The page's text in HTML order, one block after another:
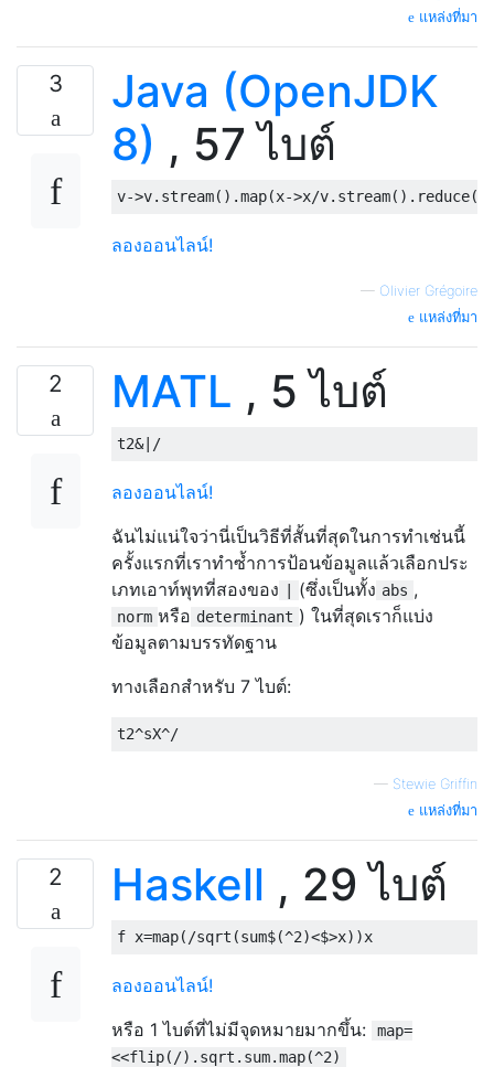
แหล่งที่มา
3
Java (OpenJDK
8) , 57 ไบต์
v->v. stream().map(x->x/v. stream(). reduce(
ลองออนไลน์!
— Olivier Grégoire
แหล่งที่มา
2 MATL , 5 ไบต์
ลองออนไลน์!
ฉันไม่แน่ใจว่านี่เป็นวิธีที่สั้นที่สุดในการทำเช่นนี้
ครั้งแรกที่เราทำซ้ำการป้อนข้อมูลแล้วเลือกประ
เภทเอาท์พุทที่สองของ
(ซึ่งเป็นทั้ง abs ,
norm หรือ determinant ) ในที่สุดเราก็แบ่ง
ข้อมูลตามบรรทัดฐาน
ทางเลือกสำหรับ 7 ไบต์:
— Stewie Griffin
แหล่งที่มา
2 Haskell , 29 ไบต์
f x=map(/sqrt (sum$(^2)<$>x))x
ลองออนไลน์!
หรือ 1 ไบต์ที่ไม่มีจุดหมายมากขึ้น:
map=
<<flip(/).sqrt.sum.map(^2)